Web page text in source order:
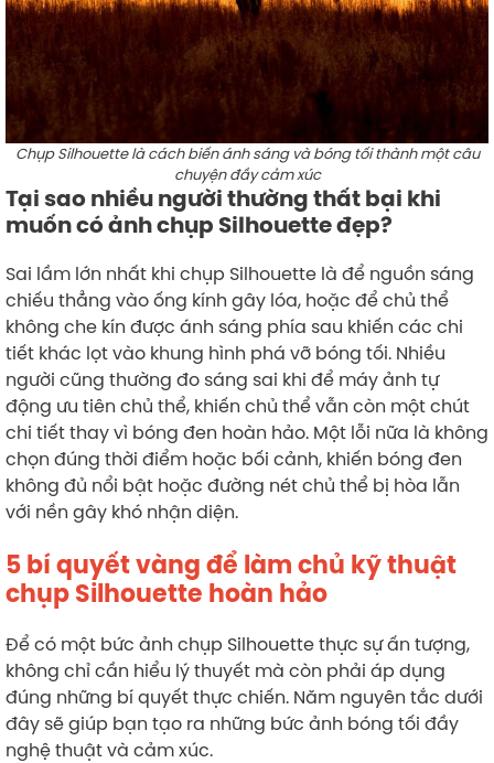
Chụp Silhouette là cách biến ánh sáng và bóng tối thành một câu
chuyện đầy cảm xúc
Tại sao nhiều người thường thất bại khi
muốn có ảnh chụp Silhouette đẹp?
Sai lầm lớn nhất khi chụp Silhouette là để nguồn sáng
chiếu thẳng vào ống kính gây lóa, hoặc để chủ thể
không che kín được ánh sáng phía sau khiến các chi
tiết khác lọt vào khung hình phá vỡ bóng tối. Nhiều
người cũng thường đo sáng sai khi để máy ảnh tự
động ưu tiên chủ thể, khiến chủ thể vẫn còn một chút
chi tiết thay vì bóng đen hoàn hảo. Một lỗi nữa là không
chọn đúng thời điểm hoặc bối cảnh, khiến bóng đen
không đủ nổi bật hoặc đường nét chủ thể bị hòa lẫn
với nền gây khó nhận diện.
5 bí quyết vàng để làm chủ kỹ thuật
chụp Silhouette hoàn hảo
Để có một bức ảnh chụp Silhouette thực sự ấn tượng,
không chỉ cần hiểu lý thuyết mà còn phải áp dụng
đúng những bí quyết thực chiến. Năm nguyên tắc dưới
đây sẽ giúp bạn tạo ra những bức ảnh bóng tối đầy
nghệ thuật và cảm xúc.